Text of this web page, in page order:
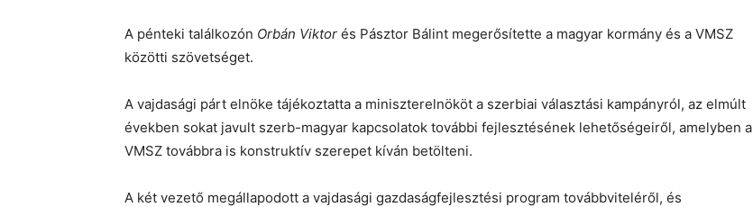
A pénteki találkozón Orbán Viktor és Pásztor Bálint megerősítette a magyar kormány és a VMSZ
közötti szövetséget.
A vajdasági párt elnöke tájékoztatta a miniszterelnököt a szerbiai választási kampányról, az elmúlt
években sokat javult szerb-magyar kapcsolatok további fejlesztésének lehetőségeiről, amelyben a
VMSZ továbbra is konstruktív szerepet kíván betölteni.
A két vezető megállapodott a vajdasági gazdaságfejlesztési program továbbviteléről, és